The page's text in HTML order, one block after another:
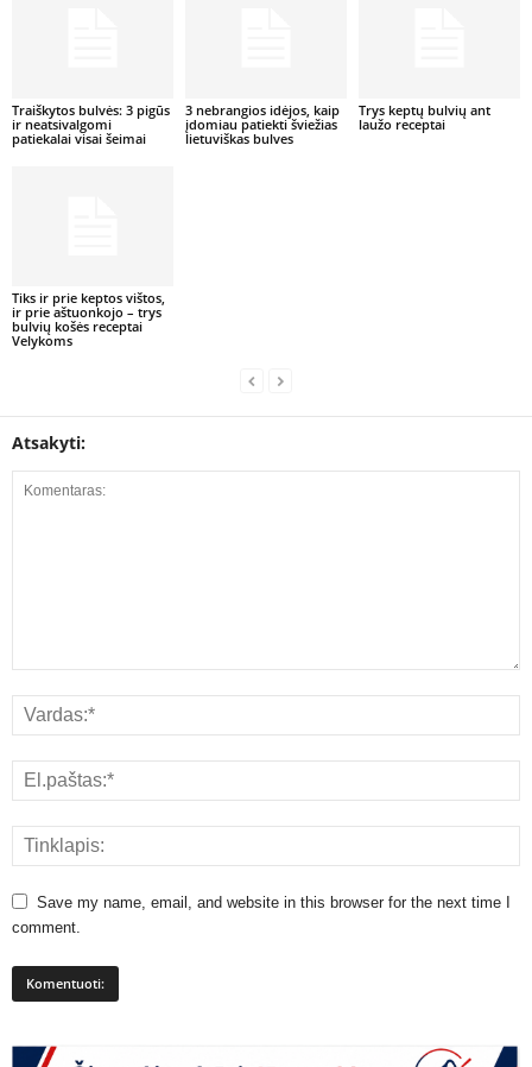
Traiškytos bulvės: 3 pigūs
ir neatsivalgomi
patiekalai visai šeimai
3 nebrangios idėjos, kaip
įdomiau patiekti šviežias
lietuviškas bulves
Trys keptų bulvių ant
laužo receptai
Tiks ir prie keptos vištos,
ir prie aštuonkojo – trys
bulvių košės receptai
Velykoms
Atsakyti:
Save my name, email, and website in this browser for the next time I
comment.